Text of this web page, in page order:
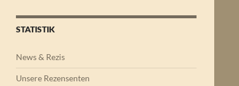
STATISTIK
News & Rezis
Unsere Rezensenten